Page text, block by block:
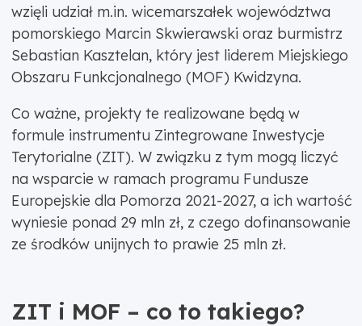
wzięli udział m.in. wicemarszałek województwa
pomorskiego Marcin Skwierawski oraz burmistrz
Sebastian Kasztelan, który jest liderem Miejskiego
Obszaru Funkcjonalnego (MOF) Kwidzyna.
Co ważne, projekty te realizowane będą w
formule instrumentu Zintegrowane Inwestycje
Terytorialne (ZIT). W związku z tym mogą liczyć
na wsparcie w ramach programu Fundusze
Europejskie dla Pomorza 2021-2027, a ich wartość
wyniesie ponad 29 mln zł, z czego dofinansowanie
ze środków unijnych to prawie 25 mln zł.
ZIT i MOF – co to takiego?